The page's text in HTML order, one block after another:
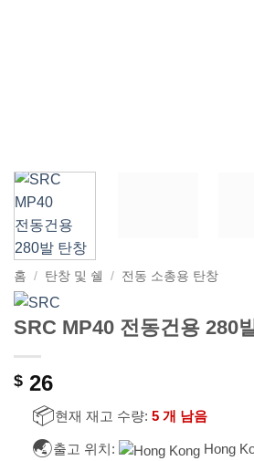
홈 / 탄창 및 쉘 / 전동 소총용 탄창
SRC MP40 전동건용 280
$ 26
📦현재 재고 수량: 5 개 남음
🌏출고 위치: Hong